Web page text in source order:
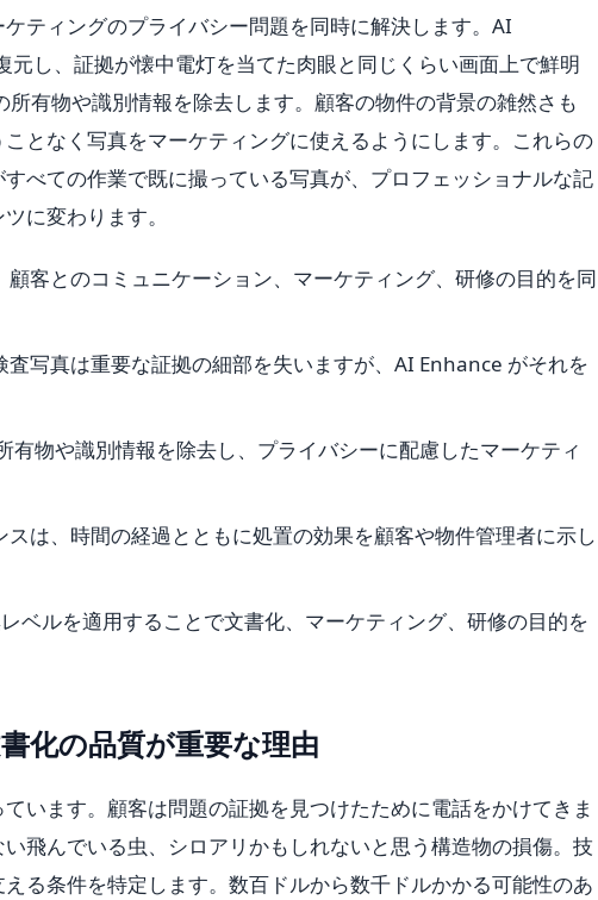
ティングのプライバシー問題を同時に解決します。AI
し、証拠が懐中電灯を当てた肉眼と同じくらい画面上で鮮明
有物や識別情報を除去します。顧客の物件の背景の雑然さも
となく写真をマーケティングに使えるようにします。これらの
べての作業で既に撮っている写真が、プロフェッショナルな記
に変わります。
客とのコミュニケーション、マーケティング、研修の目的を同
写真は重要な証拠の細部を失いますが、AI Enhance がそれを
有物や識別情報を除去し、プライバシーに配慮したマーケティ
は、時間の経過とともに処置の効果を顧客や物件管理者に示し
ベルを適用することで文書化、マーケティング、研修の目的を
化の品質が重要な理由
います。顧客は問題の証拠を見つけたために電話をかけてきま
飛んでいる虫、シロアリかもしれないと思う構造物の損傷。技
る条件を特定します。数百ドルから数千ドルかかる可能性のあ